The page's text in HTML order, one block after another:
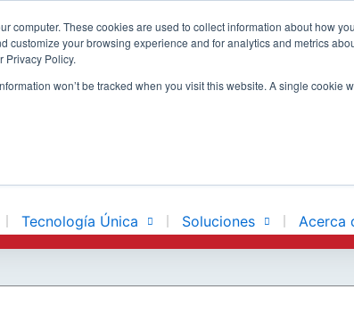
computer. These cookies are used to collect information about how
customize your browsing experience and for analytics and metrics
Privacy Policy.
won’t be tracked when you visit this website. A single
BUILT ON
Tecnología Única Soluciones Acerca